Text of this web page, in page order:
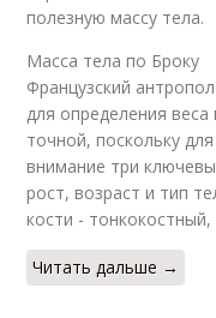
полезную массу тела.
Масса тела по Броку
Французский
для определения
точной, поскольку
внимание три
рост, возраст и тип
кости -
Читать дальше →